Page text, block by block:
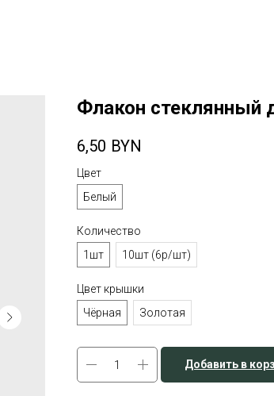
Флакон стеклянный
6,50 BYN
Цвет
Белый
Количество
1шт
10шт (6р/шт)
Цвет крышки
Чёрная
Золотая
Добавить в